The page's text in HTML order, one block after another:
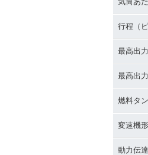
行程（
最高出
最高出
燃料タ
変速機
動力伝